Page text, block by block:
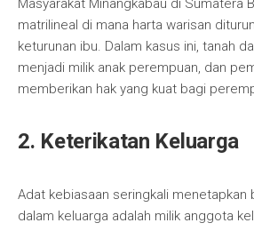
Masyarakat Minangkabau di Sumatera
matrilineal di mana harta warisan
keturunan ibu. Dalam kasus ini, tanah
menjadi milik anak perempuan, dan
memberikan hak yang kuat bagi
2. Keterikatan Keluarga
Adat kebiasaan seringkali menetapkan
dalam keluarga adalah milik anggota